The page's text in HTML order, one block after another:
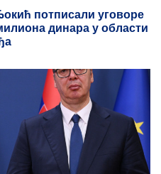
потписали уговоре
динара у области